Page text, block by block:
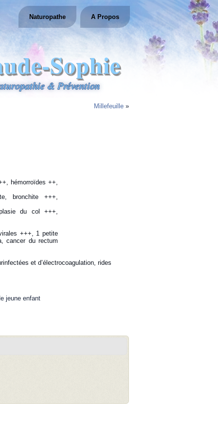
Sophie
& Prévention
Naturopathe A Propos
Millefeuille »
hémorroïdes ++,
bronchite +++,
du col +++,
+++, 1 petite
cancer du rectum
et d’électrocoagulation, rides
jeune enfant